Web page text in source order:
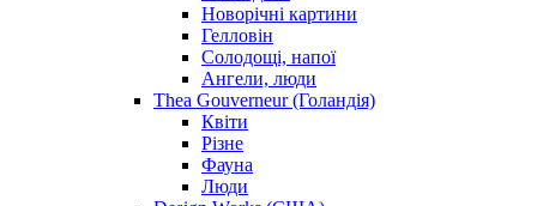
Новорічні картини
Гелловін
Солодощі, напої
Ангели, люди
Thea Gouverneur (Голандія)
Квіти
Різне
Фауна
Люди